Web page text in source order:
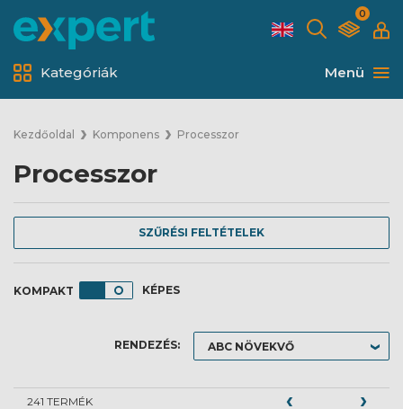
0
Menü
Kategóriák
Kezdőoldal Komponens Processzor
Processzor
SZŰRÉSI FELTÉTELEK
KÉPES
RENDEZÉS:
241 TERMÉK